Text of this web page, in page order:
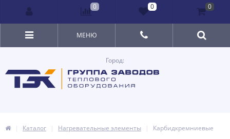
Город:
МЕНЮ
Каталог Нагревательные элементы Карбидкремниевые
0 0 0